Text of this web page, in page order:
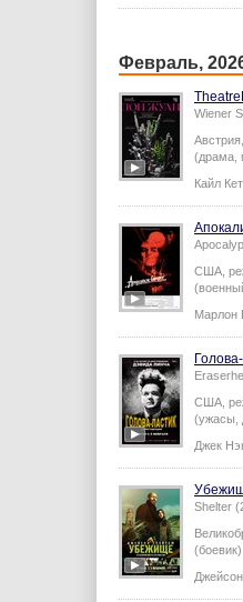
Февраль,
Wiener
Австрия,
(драма,
Кайл
США,
Марлон
США,
(ужасы,
Джек
Shelter
(боевик)